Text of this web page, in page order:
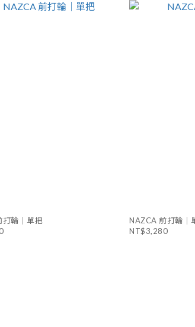
打輪｜單把
NAZCA 前打輪｜
NT$3,280